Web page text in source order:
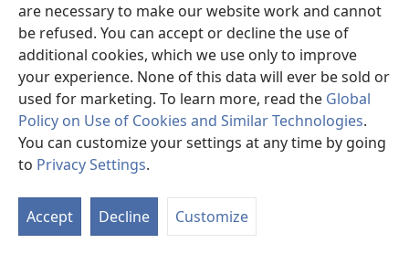
are necessary to make our website work and cannot
be refused. You can accept or decline the use of
additional cookies, which we use only to improve
your experience. None of this data will ever be sold or
used for marketing. To learn more, read the Global
Policy on Use of Cookies and Similar Technologies.
You can customize your settings at any time by going
to Privacy Settings.
Accept Decline Customize
Gunki;Bautar gumaka.Gunki siffa ne, ko abin da ke
wakiltar wani abu a zahiri ko wanda ake tunaninsa,
wanda mutane suke amfani da shi wajen bauta. Bautar
gumaka tana nufin jin tsoro, ko ƙauna, ko bauta wa,
ko kuma ɗaukaka gunki.​—Za 115:4; A.M 17:16;1Ko
10:14.
Gwamna. Shi ne ainihin gwamna da ke iko a kan yanki
shariꞌa da kuma iko a kan sojoji, ko da yake Majalisar
tana bukata ta amince da abubuwan da yake so ya yi,